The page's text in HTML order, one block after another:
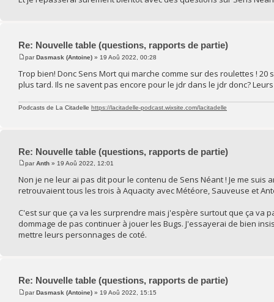
Re: Nouvelle table (questions, rapports de partie)
parDasmask (Antoine) » 19 Aoû 2022, 00:28
Trop bien! Donc Sens Mort qui marche comme sur des roulettes !
plus tard. Ils ne savent pas encore pour le jdr dans le jdr donc?
Podcasts de La Citadelle https://lacitadelle-podcast.wixsite.com/lacitadelle
Re: Nouvelle table (questions, rapports de partie)
parAnth » 19 Aoû 2022, 12:01
Non je ne leur ai pas dit pour le contenu de Sens Néant ! Je me
retrouvaient tous les trois à Aquacity avec Météore, Sauveuse et
C'est sur que ça va les surprendre mais j'espère surtout que ça va
dommage de pas continuer à jouer les Bugs. J'essayerai de bien
mettre leurs personnages de coté.
Re: Nouvelle table (questions, rapports de partie)
parDasmask (Antoine) » 19 Aoû 2022, 15:15